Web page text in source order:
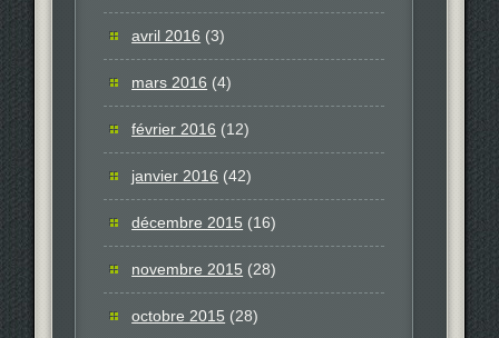
avril 2016 (3)
mars 2016 (4)
février 2016 (12)
janvier 2016 (42)
décembre 2015 (16)
novembre 2015 (28)
octobre 2015 (28)